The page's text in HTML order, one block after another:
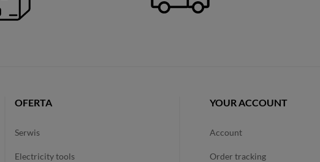
OFERTA
serwis
electricity tools
YOUR ACCOUNT
account
order tracking